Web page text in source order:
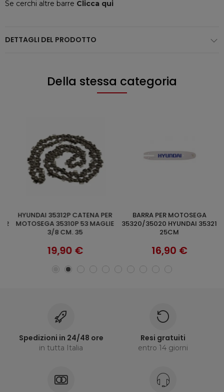
Se cerchi altre barre Clicca qui
DETTAGLI DEL PRODOTTO
Della stessa categoria
AGGIUNGI AL CARRELLO
MOTOSEGA 35310P 53 MAGLIE
3/8 CM. 35
19,90 €
AGGIUNGI AL CARRELLO
35320/35020 HYUNDAI 35321
25CM
16,90 €
Spedizioni in 24/48 ore
in tutta Italia
Resi gratuiti
entro 14 giorni